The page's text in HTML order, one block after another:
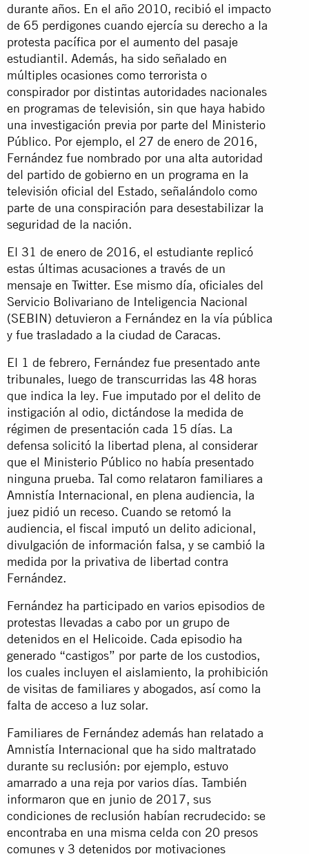
durante años. En el año 2010, recibió el impacto
de 65 perdigones cuando ejercía su derecho a la
protesta pacífica por el aumento del pasaje
estudiantil. Además, ha sido señalado en
múltiples ocasiones como terrorista o
conspirador por distintas autoridades nacionales
en programas de televisión, sin que haya habido
una investigación previa por parte del Ministerio
Público. Por ejemplo, el 27 de enero de 2016,
Fernández fue nombrado por una alta autoridad
del partido de gobierno en un programa en la
televisión oficial del Estado, señalándolo como
parte de una conspiración para desestabilizar la
seguridad de la nación.
El 31 de enero de 2016, el estudiante replicó
estas últimas acusaciones a través de un
mensaje en Twitter. Ese mismo día, oficiales del
Servicio Bolivariano de Inteligencia Nacional
(SEBIN) detuvieron a Fernández en la vía pública
y fue trasladado a la ciudad de Caracas.
El 1 de febrero, Fernández fue presentado ante
tribunales, luego de transcurridas las 48 horas
que indica la ley. Fue imputado por el delito de
instigación al odio, dictándose la medida de
régimen de presentación cada 15 días. La
defensa solicitó la libertad plena, al considerar
que el Ministerio Público no había presentado
ninguna prueba. Tal como relataron familiares a
Amnistía Internacional, en plena audiencia, la
juez pidió un receso. Cuando se retomó la
audiencia, el fiscal imputó un delito adicional,
divulgación de información falsa, y se cambió la
medida por la privativa de libertad contra
Fernández.
Fernández ha participado en varios episodios de
protestas llevadas a cabo por un grupo de
detenidos en el Helicoide. Cada episodio ha
generado “castigos” por parte de los custodios,
los cuales incluyen el aislamiento, la prohibición
de visitas de familiares y abogados, así como la
falta de acceso a luz solar.
Familiares de Fernández además han relatado a
Amnistía Internacional que ha sido maltratado
durante su reclusión: por ejemplo, estuvo
amarrado a una reja por varios días. También
informaron que en junio de 2017, sus
condiciones de reclusión habían recrudecido: se
encontraba en una misma celda con 20 presos
comunes y 3 detenidos por motivaciones